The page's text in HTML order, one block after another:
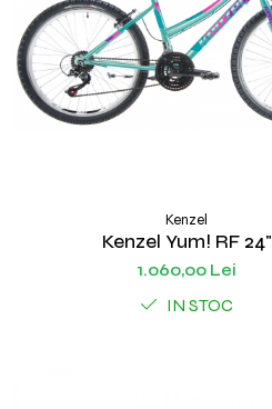
Kenzel
Kenzel Yum! RF 24"
1.060,00 Lei
IN STOC